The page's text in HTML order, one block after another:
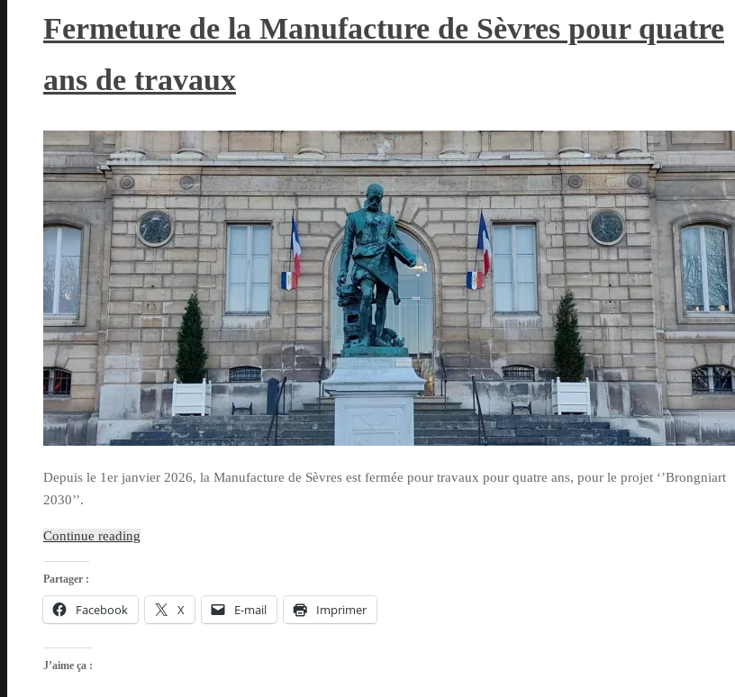
Fermeture de la Manufacture de Sèvres pour quatre
ans de travaux
Depuis le 1er janvier 2026, la Manufacture de Sèvres est fermée pour travaux pour quatre ans, pour le projet ‘’Brongniart
2030’’.
Continue reading
Partager :
Facebook X E-mail Imprimer
J’aime ça :